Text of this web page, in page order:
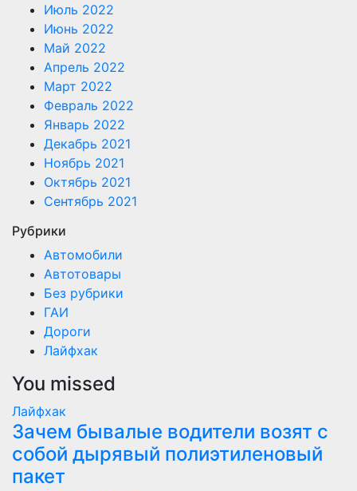
Июль 2022
Июнь 2022
Май 2022
Апрель 2022
Март 2022
Февраль 2022
Январь 2022
Декабрь 2021
Ноябрь 2021
Октябрь 2021
Сентябрь 2021
Рубрики
Автомобили
Автотовары
Без рубрики
ГАИ
Дороги
Лайфхак
You missed
Лайфхак
Зачем бывалые водители возят с
собой дырявый полиэтиленовый
пакет